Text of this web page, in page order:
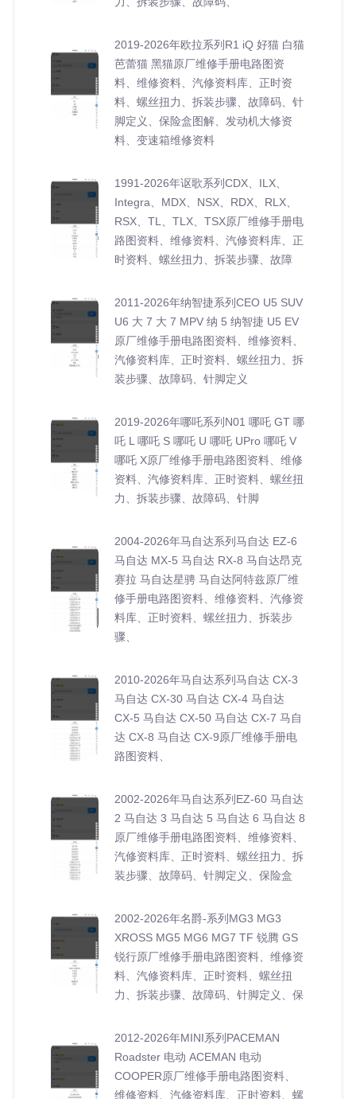
2019-2026年欧拉系列R1 iQ 好猫 白猫
芭蕾猫 黑猫原厂维修手册电路图资
料、维修资料、汽修资料库、正时资
料、螺丝扭力、拆装步骤、故障码、针
脚定义、保险盒图解、发动机大修资
料、变速箱维修资料
1991-2026年讴歌系列CDX、ILX、
Integra、MDX、NSX、RDX、RLX、
RSX、TL、TLX、TSX原厂维修手册电
路图资料、维修资料、汽修资料库、正
时资料、螺丝扭力、拆装步骤、故障
2011-2026年纳智捷系列CEO U5 SUV
U6 大 7 大 7 MPV 纳 5 纳智捷 U5 EV
原厂维修手册电路图资料、维修资料、
汽修资料库、正时资料、螺丝扭力、拆
装步骤、故障码、针脚定义
2019-2026年哪吒系列N01 哪吒 GT 哪
吒 L 哪吒 S 哪吒 U 哪吒 UPro 哪吒 V
哪吒 X原厂维修手册电路图资料、维修
资料、汽修资料库、正时资料、螺丝扭
力、拆装步骤、故障码、针脚
2004-2026年马自达系列马自达 EZ-6
马自达 MX-5 马自达 RX-8 马自达昂克
赛拉 马自达星骋 马自达阿特兹原厂维
修手册电路图资料、维修资料、汽修资
料库、正时资料、螺丝扭力、拆装步
骤、
2010-2026年马自达系列马自达 CX-3
马自达 CX-30 马自达 CX-4 马自达
CX-5 马自达 CX-50 马自达 CX-7 马自
达 CX-8 马自达 CX-9原厂维修手册电
路图资料、
2002-2026年马自达系列EZ-60 马自达
2 马自达 3 马自达 5 马自达 6 马自达 8
原厂维修手册电路图资料、维修资料、
汽修资料库、正时资料、螺丝扭力、拆
装步骤、故障码、针脚定义、保险盒
2002-2026年名爵-系列MG3 MG3
XROSS MG5 MG6 MG7 TF 锐腾 GS
锐行原厂维修手册电路图资料、维修资
料、汽修资料库、正时资料、螺丝扭
力、拆装步骤、故障码、针脚定义、保
2012-2026年MINI系列PACEMAN
Roadster 电动 ACEMAN 电动
COOPER原厂维修手册电路图资料、
维修资料、汽修资料库、正时资料、螺